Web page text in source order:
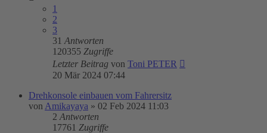
1
2
3
31 Antworten
120355 Zugriffe
Letzter Beitrag von Toni PETER
20 Mär 2024 07:44
Drehkonsole einbauen vom Fahrersitz
von Amikayaya » 02 Feb 2024 11:03
2 Antworten
17761 Zugriffe